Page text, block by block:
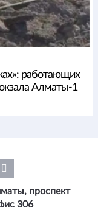
работающих
Алматы-1
проспект
306